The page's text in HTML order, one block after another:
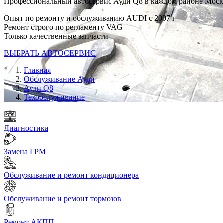
Опыт по ремонту и обслуживанию AUDI с 2007 г
Ремонт строго по регламенту VAG
Только качественные запчасти
ВЫБРАТЬ АВТОСЕРВИС
Главная
Обслуживание Ауди
Ауди Q8
Техобслуживание
Диагностика
Замена ГРМ
Обслуживание и ремонт кондиционера
Обслуживание и ремонт тормозов